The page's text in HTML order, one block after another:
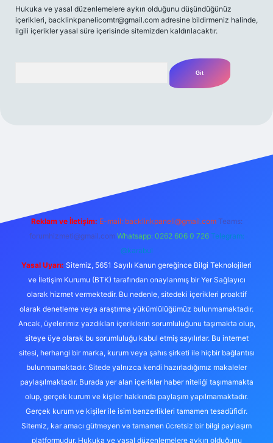
Hukuka ve yasal düzenlemelere aykırı olduğunu düşündüğünüz
içerikleri, backlinkpanelicomtr@gmail.com adresine bildirmeniz halinde,
ilgili içerikler yasal süre içerisinde sitemizden kaldırılacaktır.
Reklam ve İletişim: E-mail: backlinkpaneli@gmail.com Teams:
forumhizmeti@gmail.com Whatsapp: 0262 606 0 726 Telegram:
@karabul
Yasal Uyarı: Sitemiz, 5651 Sayılı Kanun gereğince Bilgi Teknolojileri
ve İletişim Kurumu (BTK) tarafından onaylanmış bir Yer Sağlayıcı
olarak hizmet vermektedir. Bu nedenle, sitedeki içerikleri proaktif
olarak denetleme veya araştırma yükümlülüğümüz bulunmamaktadır.
Ancak, üyelerimiz yazdıkları içeriklerin sorumluluğunu taşımakta olup,
siteye üye olarak bu sorumluluğu kabul etmiş sayılırlar. Bu internet
sitesi, herhangi bir marka, kurum veya şahıs şirketi ile hiçbir bağlantısı
bulunmamaktadır. Sitede yalnızca kendi hazırladığımız makaleler
paylaşılmaktadır. Burada yer alan içerikler haber niteliği taşımamakta
olup, gerçek kurum ve kişiler hakkında paylaşım yapılmamaktadır.
Gerçek kurum ve kişiler ile isim benzerlikleri tamamen tesadüfidir.
Sitemiz, kar amacı gütmeyen ve tamamen ücretsiz bir bilgi paylaşım
platformudur. Hukuka ve yasal düzenlemelere aykırı olduğunu